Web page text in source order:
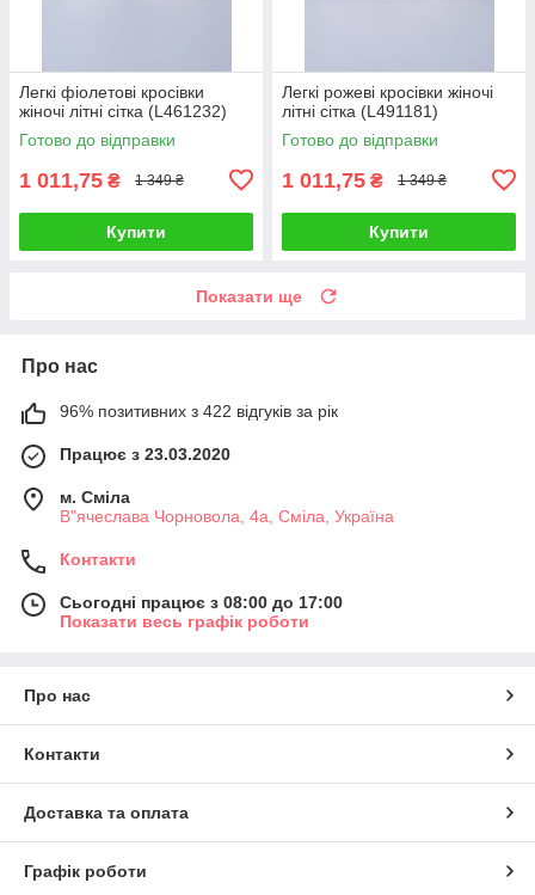
Легкі фіолетові кросівки
жіночі літні сітка (L461232)
Готово до відправки
1 011,75 ₴ 1 349 ₴
Купити
Легкі рожеві кросівки жіночі
літні сітка (L491181)
Готово до відправки
1 011,75 ₴ 1 349 ₴
Купити
Показати ще
Про нас
96% позитивних з 422 відгуків за рік
Працює з 23.03.2020
м. Сміла
В"ячеслава Чорновола, 4а, Сміла, Україна
Контакти
Сьогодні працює з 08:00 до 17:00
Показати весь графік роботи
Про нас
Контакти
Доставка та оплата
Графік роботи